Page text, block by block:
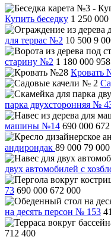
Купить беседку 1 250 000
для террас №2 10 500 9
старину №2 1 180 000
Кровать
парка двухсторонняя №
машины №14 690 000
андирондак 89 000 79 000
двух автомобилей с
73 690 000 672 000
на десять персон № 153
712 400